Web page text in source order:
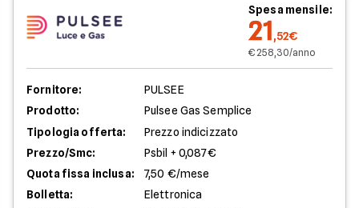
Spesa mensile:
21,52€
€ 258,30/anno
Fornitore:
PULSEE
Prodotto:
Pulsee Gas Semplice
Tipologia offerta:
Prezzo indicizzato
Prezzo/Smc:
Psbil + 0,087€
Quota fissa inclusa:
7,50 €/mese
Bolletta:
Elettronica